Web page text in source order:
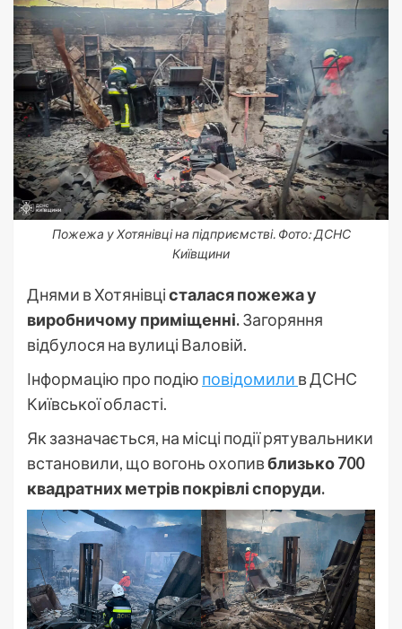
Пожежа у Хотянівці на підприємстві. Фото: ДСНС
Київщини
Днями в Хотянівцісталася пожежа у
виробничому приміщенні.Загоряння
відбулося на вулиці Валовій.
Інформацію про подію повідомили в ДСНС
Київської області.
Як зазначається, на місці події рятувальники
встановили, що вогонь охопивблизько 700
квадратних метрів покрівлі споруди.